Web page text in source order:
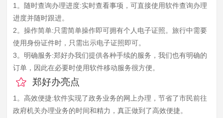
1。随时查询办理进度:实时查看事项，可直接使用软件查询办理
进度并随时跟进。
2。操作简单:只需简单操作即可拥有个人电子证照。旅行中需要
使用身份证件时，只需出示电子证照即可。
3。明确服务:郑好办我们提供各种手续的服务，我们也有明确的
订单，因此在必要时使用软件移动服务很方便。
郑好办亮点
1。高效便捷:软件实现了政务业务的网上办理，节省了市民前往
政府机关办理业务的时间和精力，真正做到了高效便捷。